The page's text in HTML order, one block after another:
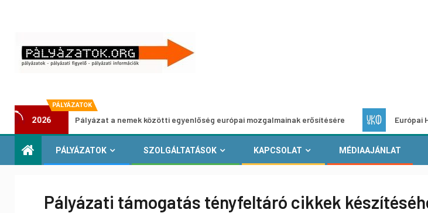
PÁLYÁZATOK
2026
Pályázat a nemek közötti egyenlőség európai mozgalmainak erősítésére Európai Helyi
PÁLYÁZATOK SZOLGÁLTATÁSOK KAPCSOLAT MÉDIAAJÁNLAT
Pályázati támogatás tényfeltáró cikkek